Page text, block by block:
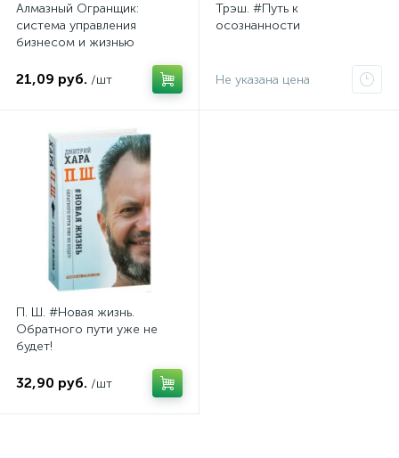
Алмазный Огранщик:
система управления
бизнесом и жизнью
21,09 руб. /шт
Трэш. #Путь к
осознанности
Не указана цена
П. Ш. #Новая жизнь.
Обратного пути уже не
будет!
32,90 руб. /шт